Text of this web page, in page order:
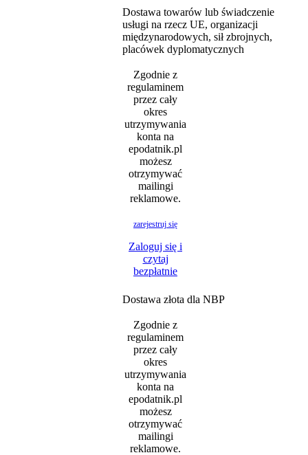
Dostawa towarów lub świadczenie
usługi na rzecz UE, organizacji
międzynarodowych, sił zbrojnych,
placówek dyplomatycznych
Zgodnie z
regulaminem
przez cały
okres
utrzymywania
konta na
epodatnik.pl
możesz
otrzymywać
mailingi
reklamowe.
zarejestruj się
Zaloguj się i
czytaj
bezpłatnie
Dostawa złota dla NBP
Zgodnie z
regulaminem
przez cały
okres
utrzymywania
konta na
epodatnik.pl
możesz
otrzymywać
mailingi
reklamowe.